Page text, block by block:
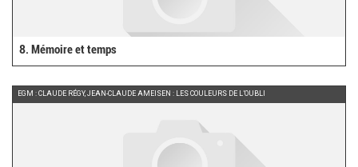
8. Mémoire et temps
EGM : CLAUDE RÉGY, JEAN-CLAUDE AMEISEN : LES COULEURS DE L’OUBLI